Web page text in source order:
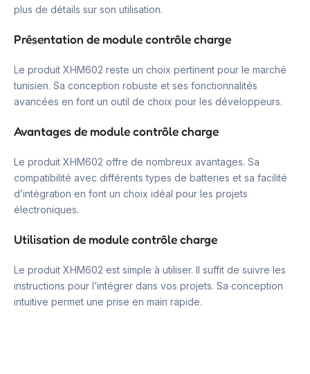
plus de détails sur son utilisation.
Présentation de module contrôle charge
Le produit XHM602 reste un choix pertinent pour le marché
tunisien. Sa conception robuste et ses fonctionnalités
avancées en font un outil de choix pour les développeurs.
Avantages de module contrôle charge
Le produit XHM602 offre de nombreux avantages. Sa
compatibilité avec différents types de batteries et sa facilité
d’intégration en font un choix idéal pour les projets
électroniques.
Utilisation de module contrôle charge
Le produit XHM602 est simple à utiliser. Il suffit de suivre les
instructions pour l’intégrer dans vos projets. Sa conception
intuitive permet une prise en main rapide.